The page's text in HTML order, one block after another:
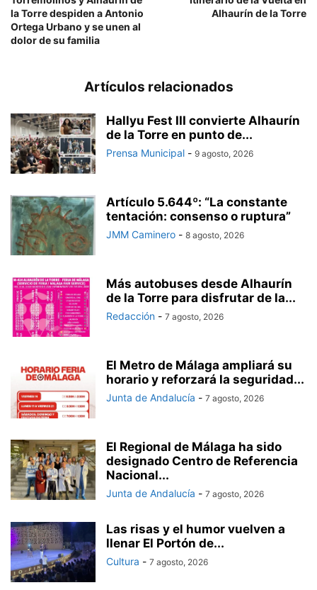
la Torre despiden a Antonio
Ortega Urbano y se unen al
dolor de su familia
Alhaurín de la Torre
Artículos relacionados
Hallyu Fest III convierte Alhaurín
de la Torre en punto de...
Prensa Municipal - 9 agosto, 2026
Artículo 5.644º: “La constante
tentación: consenso o ruptura”
JMM Caminero - 8 agosto, 2026
Más autobuses desde Alhaurín
de la Torre para disfrutar de la...
Redacción - 7 agosto, 2026
El Metro de Málaga ampliará su
horario y reforzará la seguridad...
Junta de Andalucía - 7 agosto, 2026
El Regional de Málaga ha sido
designado Centro de Referencia
Nacional...
Junta de Andalucía - 7 agosto, 2026
Las risas y el humor vuelven a
llenar El Portón de...
Cultura - 7 agosto, 2026